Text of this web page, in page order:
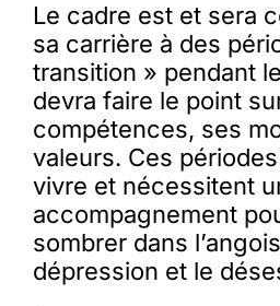
Le cadre est et sera
sa carrière à des
transition » pendant
devra faire le point
compétences, ses
valeurs. Ces
vivre et nécessitent
accompagnement
sombrer dans
dépression et le